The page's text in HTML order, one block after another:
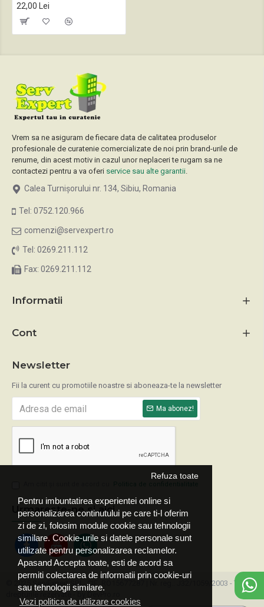
Pentru imbuntatirea experientei online si
personalizarea continutului pe care ti-l oferim
zi de zi, folosim module cookie sau tehnologii
similare. Cookie-urile si datele personale sunt
utilizate pentru personalizarea reclamelor.
Apasand Accepta toate, esti de acord sa
permiti colectarea de informatii prin cookie-uri
sau tehnologii similare.
Vezi politica de utilizare cookies
Refuza toate
22,00 Lei
Vrem sa ne asiguram de fiecare data de calitatea produselor
profesionale de curatenie comercializate de noi prin brand-urile de
renume, din acest motiv in cazul unor neplaceri te rugam sa ne
contactezi pentru a va oferi service sau alte garantii.
Calea Turnișorului nr. 134, Sibiu, Romania
Tel: 0752.120.966
comenzi@servexpert.ro
Tel: 0269.211.112
Fax: 0269.211.112
Informatii
Cont
Newsletter
Fii la curent cu promotiile noastre si aboneaza-te la newsletter
Ma abonez!
Urmareste-ne si aici
© 2025 ServExpert SRL, CIF: RO15677287 | Nr. reg.: J32/1059/2003 - Toate
drepturile rezervate - by DevPro.ro